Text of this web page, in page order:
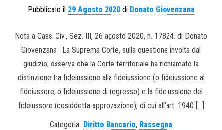
Pubblicato il 29 Agosto 2020di Donato Giovenzana
Nota a Cass. Civ., Sez. III, 26 agosto 2020, n. 17824. di Donato
Giovenzana La Suprema Corte, sulla questione involta dal
giudizio, osserva che la Corte territoriale ha richiamato la
distinzione tra fideiussione alla fideiussione (o fideiussione al
fideiussore, o fideiussione di regresso) e la fideiussione del
fideiussore (cosiddetta approvazione), di cui all’art. 1940 […]
Categoria: Diritto Bancario, Rassegna